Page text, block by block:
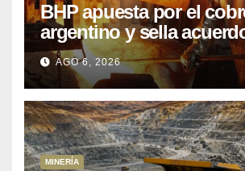
BHP apuesta por el
argentino y sella
Kobrea para siete
AGO 6, 2026
MINERÍA